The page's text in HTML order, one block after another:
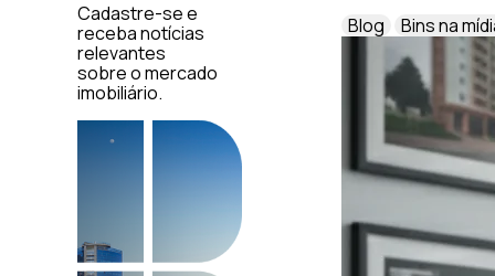
Cadastre-se e
receba notícias
relevantes
sobre o mercado
imobiliário.
Blog Bins na